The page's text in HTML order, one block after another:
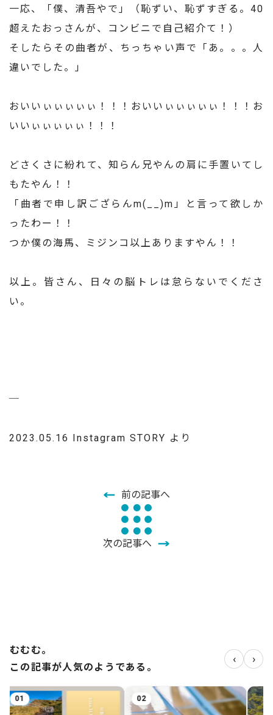
一応、「僕、清吾やで」（恥ずい、恥ずすぎる。40
超えたおっさんが、コンビニで自己紹介て！）
そしたらその曲者が、ちっちゃい声で「あ。。。人
違いでした。」
おいいぃぃぃぃぃ！！！おいいぃぃぃぃぃ！！！お
いいぃぃぃぃぃ！！！
どさくさに紛れて、知らん兄やんの肩に手置いてし
もたやん！！
「曲者で申し訳ござらんm(__)m」と言って欲しか
ったわー！！
つか僕の海馬、ミジンコ以上ありますやん！！
以上。皆さん、日々の脳トレは怠らないでくださ
い。
─
2023.05.16 Instagram STORY より
前の記事へ
次の記事へ
むむむ。
この記事が人気のようである。
‹ ›
03